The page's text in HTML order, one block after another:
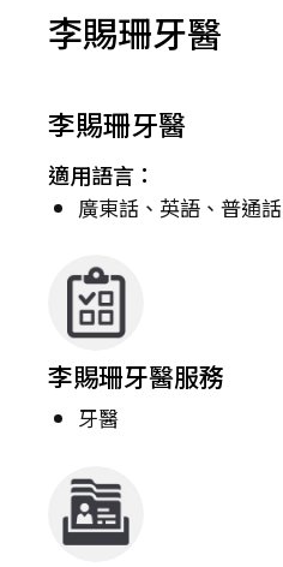
李賜珊牙醫
李賜珊牙醫
適用語言：
廣東話、英語、普通話
李賜珊牙醫服務
牙醫